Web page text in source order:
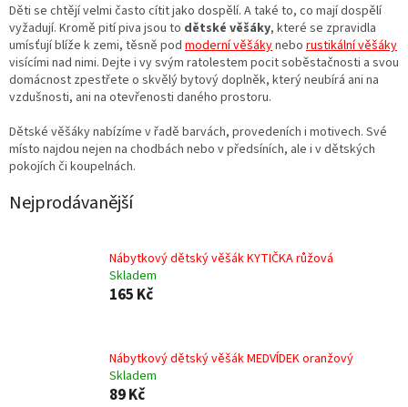
Děti se chtějí velmi často cítit jako dospělí. A také to, co mají dospělí
vyžadují. Kromě pití piva jsou to dětské věšáky, které se zpravidla
umísťují blíže k zemi, těsně pod moderní věšákynebo rustikální věšáky
visícími nad nimi. Dejte i vy svým ratolestem pocit soběstačnosti a svou
domácnost zpestřete o skvělý bytový doplněk, který neubírá ani na
vzdušnosti, ani na otevřenosti daného prostoru.
Dětské věšáky nabízíme v řadě barvách, provedeních i motivech. Své
místo najdou nejen na chodbách nebo v předsíních, ale i v dětských
pokojích či koupelnách.
Nejprodávanější
Nábytkový dětský věšák KYTIČKA růžová
Skladem
165 Kč
Nábytkový dětský věšák MEDVÍDEK oranžový
Skladem
89 Kč